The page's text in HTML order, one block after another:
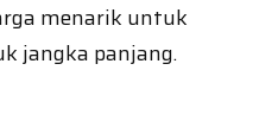
menarik untuk
jangka panjang.